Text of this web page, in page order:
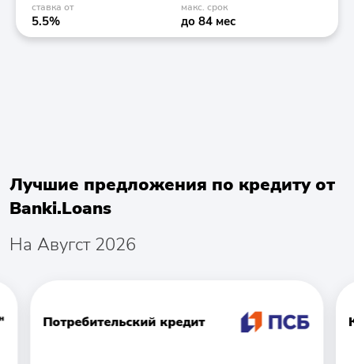
ставка от
5.5%
макс. срок
до 84 мес
Лучшие предложения по кредиту от
Banki.Loans
На Авугст 2026
Потребительский кредит